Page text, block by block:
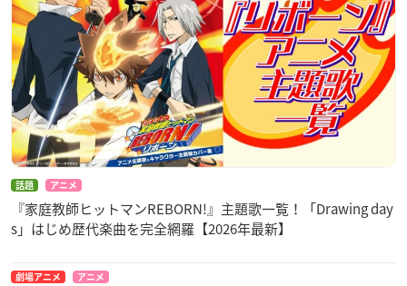
話題 アニメ
『家庭教師ヒットマンREBORN!』主題歌一覧！「Drawing day
s」はじめ歴代楽曲を完全網羅【2026年最新】
劇場アニメ アニメ